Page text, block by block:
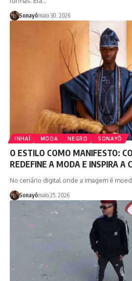
Sonayômaio 30, 2026
INHAÍ MODA NEGRO SONAYÔ
O ESTILO COMO MANIFESTO:
REDEFINE A MODA E INSPIRA A
No cenário digital onde a imagem é
Sonayômaio 25, 2026